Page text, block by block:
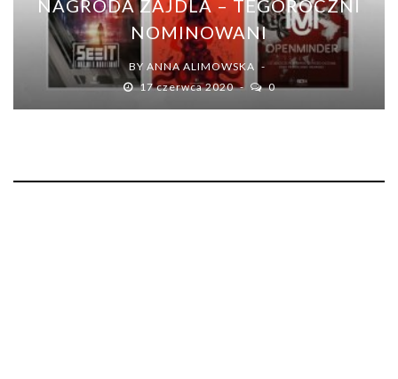
NAGRODA ZAJDLA – TEGOROCZNI
NOMINOWANI
BY ANNA ALIMOWSKA
17 czerwca 2020
0